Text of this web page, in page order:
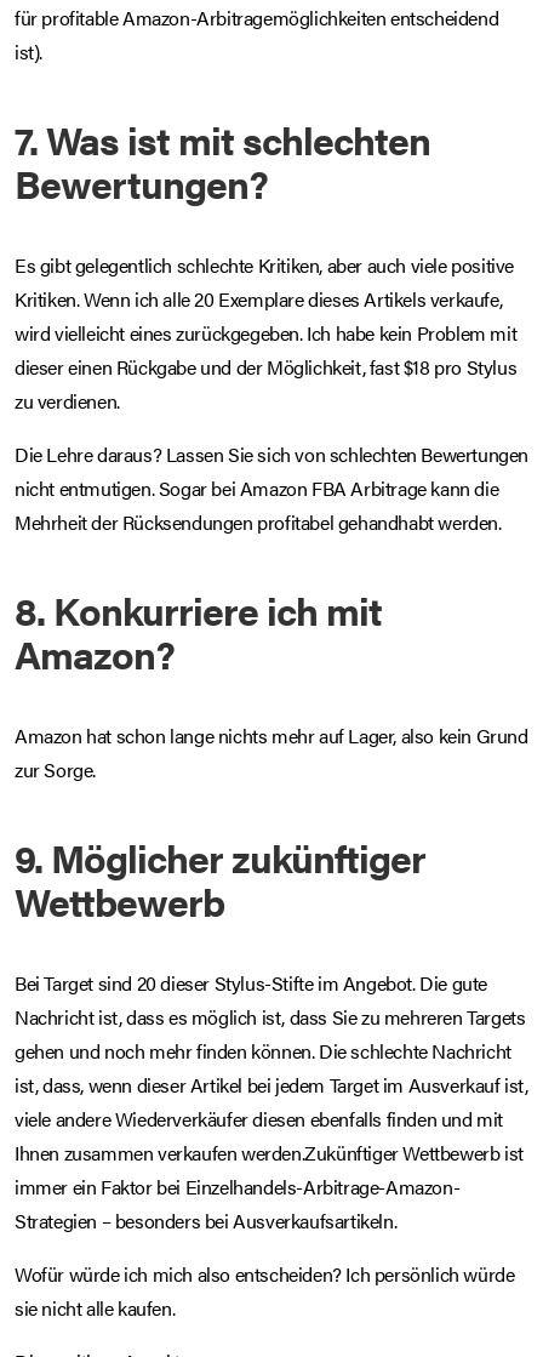
für profitable Amazon-Arbitragemöglichkeiten entscheidend
ist).
7. Was ist mit schlechten
Bewertungen?
Es gibt gelegentlich schlechte Kritiken, aber auch viele positive
Kritiken. Wenn ich alle 20 Exemplare dieses Artikels verkaufe,
wird vielleicht eines zurückgegeben. Ich habe kein Problem mit
dieser einen Rückgabe und der Möglichkeit, fast $18 pro Stylus
zu verdienen.
Die Lehre daraus? Lassen Sie sich von schlechten Bewertungen
nicht entmutigen. Sogar bei Amazon FBA Arbitrage kann die
Mehrheit der Rücksendungen profitabel gehandhabt werden.
8. Konkurriere ich mit
Amazon?
Amazon hat schon lange nichts mehr auf Lager, also kein Grund
zur Sorge.
9. Möglicher zukünftiger
Wettbewerb
Bei Target sind 20 dieser Stylus-Stifte im Angebot. Die gute
Nachricht ist, dass es möglich ist, dass Sie zu mehreren Targets
gehen und noch mehr finden können. Die schlechte Nachricht
ist, dass, wenn dieser Artikel bei jedem Target im Ausverkauf ist,
viele andere Wiederverkäufer diesen ebenfalls finden und mit
Ihnen zusammen verkaufen werden.Zukünftiger Wettbewerb ist
immer ein Faktor bei Einzelhandels-Arbitrage-Amazon-
Strategien – besonders bei Ausverkaufsartikeln.
Wofür würde ich mich also entscheiden? Ich persönlich würde
sie nicht alle kaufen.